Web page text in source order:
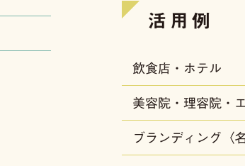
活用例
飲食店・ホテル
美容院・理容院・
ブランディング〈